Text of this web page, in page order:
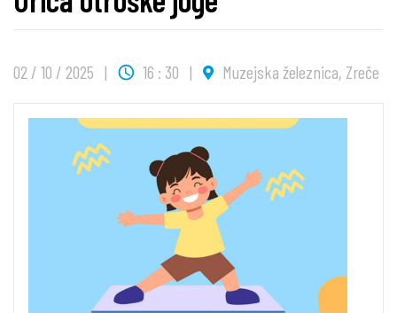
02 / 10 / 2025 16 : 30 Muzejska železnica, Zreče